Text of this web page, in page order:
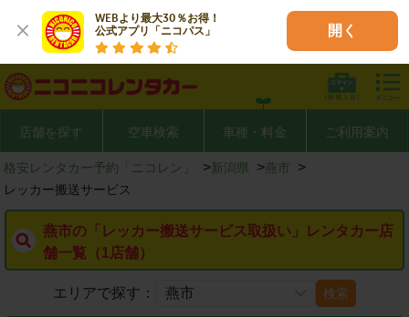
WEBより最大30％お得！
公式アプリ「ニコパス」
開く
店舗を探す 空車検索 車種・料金 ご利用案内
格安レンタカー予約「ニコレン」 >新潟県 >燕市 >
レッカー搬送サービス
燕市の「レッカー搬送サービス取扱い」レンタカー店
舗一覧（1店舗）
エリアで探す： 検索